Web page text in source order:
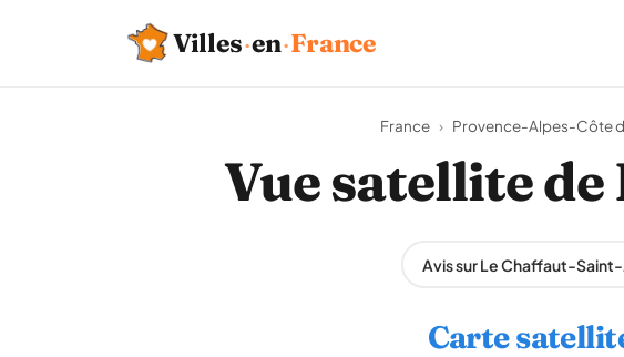
Villes·en·France
France › Provence-Alpes-Côte
Vue satellite
Avis sur Le Chaffaut-
Carte